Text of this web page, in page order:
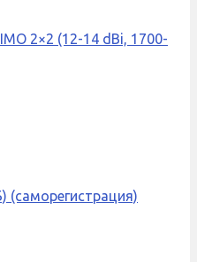
2×2 (12-14 dBi, 1700-
(саморегистрация)